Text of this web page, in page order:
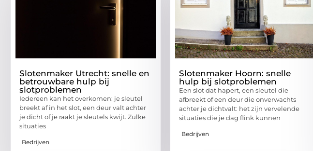
Slotenmaker Utrecht: snelle en
betrouwbare hulp bij
slotproblemen
Iedereen kan het overkomen: je sleutel
breekt af in het slot, een deur valt achter
je dicht of je raakt je sleutels kwijt. Zulke
situaties
Bedrijven
Slotenmaker Hoorn: snelle
hulp bij slotproblemen
Een slot dat hapert, een sleutel die
afbreekt of een deur die onverwachts
achter je dichtvalt: het zijn vervelende
situaties die je dag flink kunnen
Bedrijven